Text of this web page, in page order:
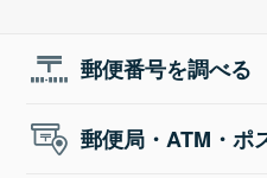
郵便番号を調べる
郵便局・ATM・ポ